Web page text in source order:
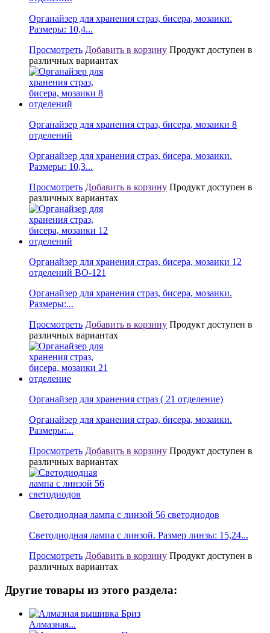
Органайзер для хранения страз, бисера, мозаики.
Размеры: 10,4...
Просмотреть Добавить в корзину Продукт доступен в
различных вариантах
Органайзер для хранения страз, бисера, мозаики 8
отделений
Органайзер для хранения страз, бисера, мозаики.
Размеры: 10,3...
Просмотреть Добавить в корзину Продукт доступен в
различных вариантах
Органайзер для хранения страз, бисера, мозаики 12
отделений BО-121
Органайзер для хранения страз, бисера, мозаики.
Размеры:...
Просмотреть Добавить в корзину Продукт доступен в
различных вариантах
Органайзер для хранения страз ( 21 отделение)
Органайзер для хранения страз, бисера, мозаики.
Размеры:...
Просмотреть Добавить в корзину Продукт доступен в
различных вариантах
Светодиодная лампа с линзой 56 светодиодов
Светодиодная лампа с линзой. Размер линзы: 15,24...
Просмотреть Добавить в корзину Продукт доступен в
различных вариантах
Другие товары из этого раздела:
Алмазная...